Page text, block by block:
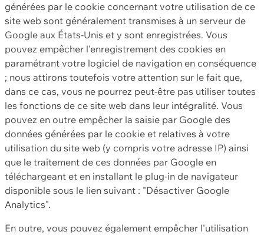
générées par le cookie concernant votre utilisation de ce
site web sont généralement transmises à un serveur de
Google aux États-Unis et y sont enregistrées. Vous
pouvez empêcher l'enregistrement des cookies en
paramétrant votre logiciel de navigation en conséquence
; nous attirons toutefois votre attention sur le fait que,
dans ce cas, vous ne pourrez peut-être pas utiliser toutes
les fonctions de ce site web dans leur intégralité. Vous
pouvez en outre empêcher la saisie par Google des
données générées par le cookie et relatives à votre
utilisation du site web (y compris votre adresse IP) ainsi
que le traitement de ces données par Google en
téléchargeant et en installant le plug-in de navigateur
disponible sous le lien suivant : "Désactiver Google
Analytics".
En outre, vous pouvez également empêcher l'utilisation